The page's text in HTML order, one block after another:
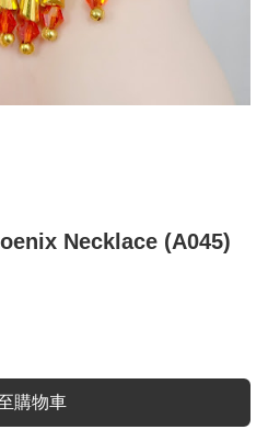
Necklace (A045)
購物車